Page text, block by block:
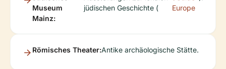
Museum
Mainz:
jüdischen Geschichte (
Europe
Römisches Theater:Antike archäologische Stätte.